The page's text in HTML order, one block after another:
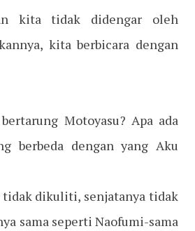
kita tidak didengar oleh
kita berbicara dengan
Motoyasu? Apa ada
berbeda dengan yang Aku
tidak dikuliti, senjatanya tidak
sama seperti Naofumi-sama